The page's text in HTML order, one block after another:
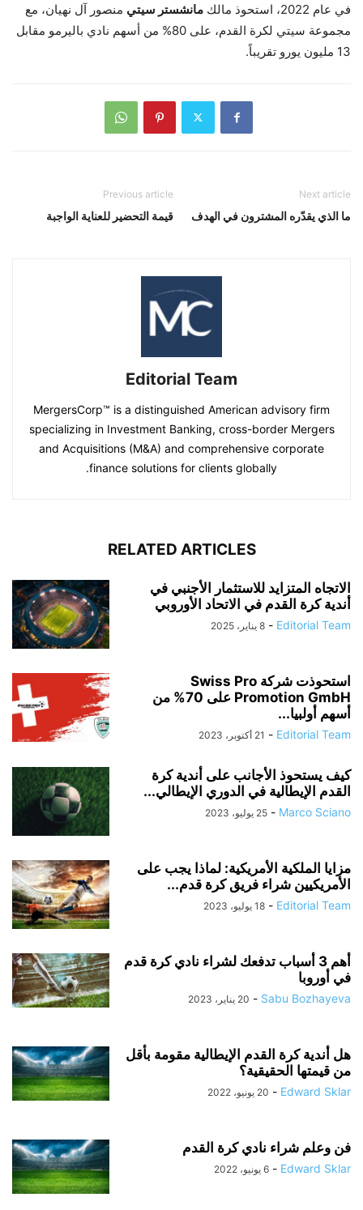
في عام 2022، استحوذ مالك مانشستر سيتي منصور آل نهيان، مع
مجموعة سيتي لكرة القدم، على 80% من أسهم نادي باليرمو مقابل
13 مليون يورو تقريباً.
Previous article
قيمة التحضير للعناية الواجبة
Next article
ما الذي يقدّره المشترون في الهدف
Editorial Team
MergersCorp™ is a distinguished American advisory firm
specializing in Investment Banking, cross-border Mergers
and Acquisitions (M&A) and comprehensive corporate
finance solutions for clients globally.
RELATED ARTICLES
الاتجاه المتزايد للاستثمار الأجنبي في
أندية كرة القدم في الاتحاد الأوروبي
Editorial Team
- 8 يناير، 2025
استحوذت شركة Swiss Pro
Promotion GmbH على 70% من
أسهم أولبيا...
Editorial Team
- 21 أكتوبر، 2023
كيف يستحوذ الأجانب على أندية كرة
القدم الإيطالية في الدوري الإيطالي...
Marco Sciano
- 25 يوليو، 2023
مزايا الملكية الأمريكية: لماذا يجب على
الأمريكيين شراء فريق كرة قدم...
Editorial Team
- 18 يوليو، 2023
أهم 3 أسباب تدفعك لشراء نادي كرة قدم
في أوروبا
Sabu Bozhayeva
- 20 يناير، 2023
هل أندية كرة القدم الإيطالية مقومة بأقل
من قيمتها الحقيقية؟
Edward Sklar
- 20 يونيو، 2022
فن وعلم شراء نادي كرة القدم
Edward Sklar
- 6 يونيو، 2022